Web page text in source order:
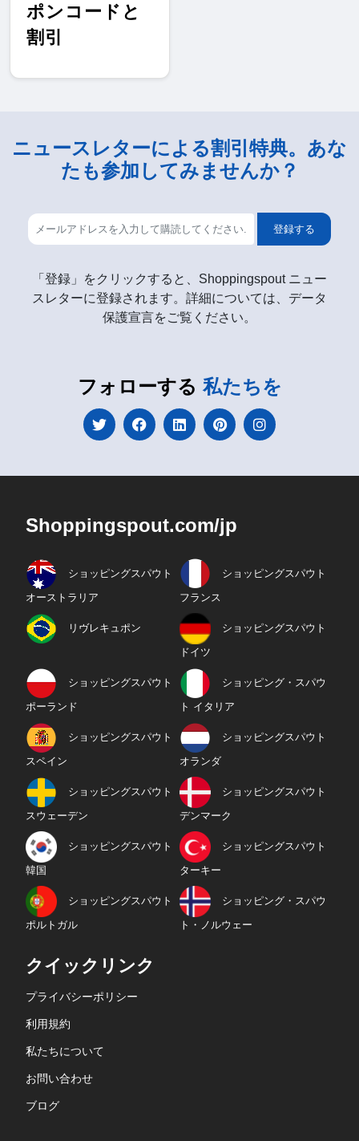
ポンコードと
割引
ニュースレターによる割引特典。あな
たも参加してみませんか？
登録する
「登録」をクリックすると、Shoppingspout ニュー
スレターに登録されます。詳細については、データ
保護宣言をご覧ください。
フォローする 私たちを
Shoppingspout.com/jp
ショッピングスパウト
オーストラリア
ショッピングスパウト
フランス
リヴレキュポン ショッピングスパウト
ドイツ
ショッピングスパウト
ポーランド
ショッピング・スパウ
ト イタリア
ショッピングスパウト
スペイン
ショッピングスパウト
オランダ
ショッピングスパウト
スウェーデン
ショッピングスパウト
デンマーク
ショッピングスパウト
韓国
ショッピングスパウト
ターキー
ショッピングスパウト
ポルトガル
ショッピング・スパウ
ト・ノルウェー
クイックリンク
プライバシーポリシー
利用規約
私たちについて
お問い合わせ
ブログ